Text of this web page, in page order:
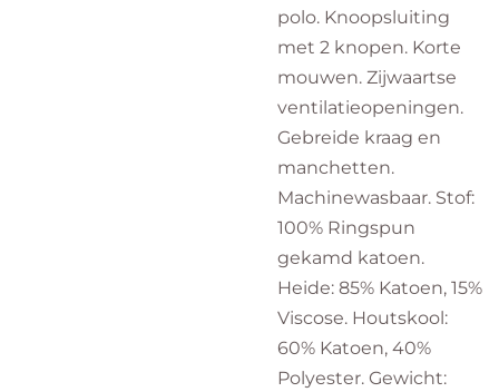
polo. Knoopsluiting
met 2 knopen. Korte
mouwen. Zijwaartse
ventilatieopeningen.
Gebreide kraag en
manchetten.
Machinewasbaar. Stof:
100% Ringspun
gekamd katoen.
Heide: 85% Katoen, 15%
Viscose. Houtskool:
60% Katoen, 40%
Polyester. Gewicht: